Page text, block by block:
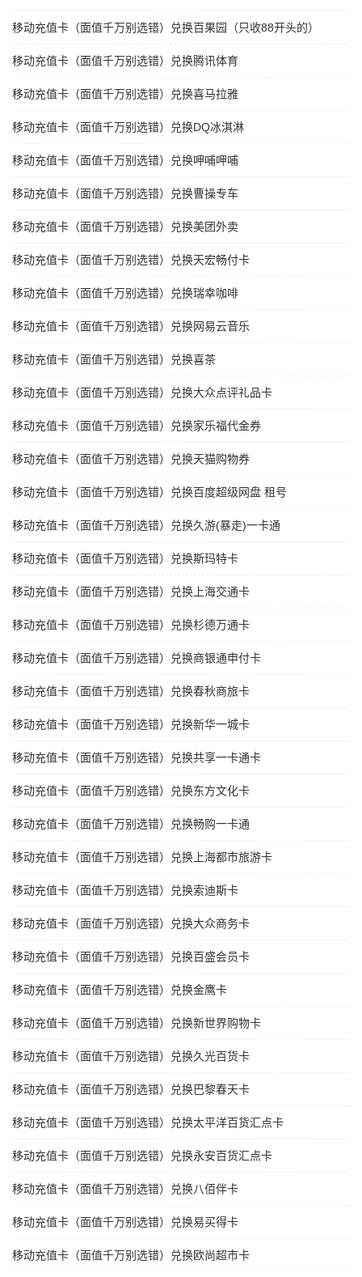
移动充值卡（面值千万别选错）兑换百果园（只收88开头的）
移动充值卡（面值千万别选错）兑换腾讯体育
移动充值卡（面值千万别选错）兑换喜马拉雅
移动充值卡（面值千万别选错）兑换DQ冰淇淋
移动充值卡（面值千万别选错）兑换呷哺呷哺
移动充值卡（面值千万别选错）兑换曹操专车
移动充值卡（面值千万别选错）兑换美团外卖
移动充值卡（面值千万别选错）兑换天宏畅付卡
移动充值卡（面值千万别选错）兑换瑞幸咖啡
移动充值卡（面值千万别选错）兑换网易云音乐
移动充值卡（面值千万别选错）兑换喜茶
移动充值卡（面值千万别选错）兑换大众点评礼品卡
移动充值卡（面值千万别选错）兑换家乐福代金券
移动充值卡（面值千万别选错）兑换天猫购物券
移动充值卡（面值千万别选错）兑换百度超级网盘 租号
移动充值卡（面值千万别选错）兑换久游(暴走)一卡通
移动充值卡（面值千万别选错）兑换斯玛特卡
移动充值卡（面值千万别选错）兑换上海交通卡
移动充值卡（面值千万别选错）兑换杉德万通卡
移动充值卡（面值千万别选错）兑换商银通申付卡
移动充值卡（面值千万别选错）兑换春秋商旅卡
移动充值卡（面值千万别选错）兑换新华一城卡
移动充值卡（面值千万别选错）兑换共享一卡通卡
移动充值卡（面值千万别选错）兑换东方文化卡
移动充值卡（面值千万别选错）兑换畅购一卡通
移动充值卡（面值千万别选错）兑换上海都市旅游卡
移动充值卡（面值千万别选错）兑换索迪斯卡
移动充值卡（面值千万别选错）兑换大众商务卡
移动充值卡（面值千万别选错）兑换百盛会员卡
移动充值卡（面值千万别选错）兑换金鹰卡
移动充值卡（面值千万别选错）兑换新世界购物卡
移动充值卡（面值千万别选错）兑换久光百货卡
移动充值卡（面值千万别选错）兑换巴黎春天卡
移动充值卡（面值千万别选错）兑换太平洋百货汇点卡
移动充值卡（面值千万别选错）兑换永安百货汇点卡
移动充值卡（面值千万别选错）兑换八佰伴卡
移动充值卡（面值千万别选错）兑换易买得卡
移动充值卡（面值千万别选错）兑换欧尚超市卡